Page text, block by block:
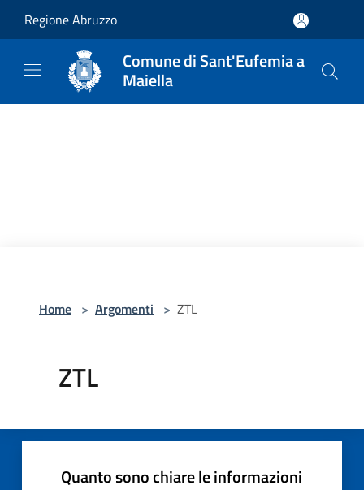
Regione Abruzzo
Comune di Sant'Eufemia a
Maiella
Home > Argomenti > ZTL
ZTL
Quanto sono chiare le informazioni